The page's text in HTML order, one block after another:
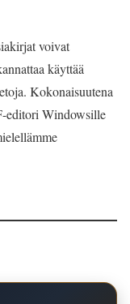
voivat
käyttää
Kokonaisuutena
editori Windowsille